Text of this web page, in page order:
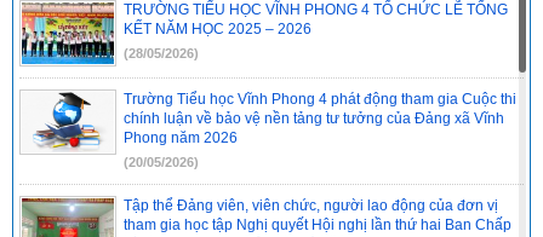
TRƯỜNG TIỂU HỌC VĨNH PHONG 4 TỔ CHỨC LỄ TỔNG
KẾT NĂM HỌC 2025 – 2026
(28/05/2026)
Trường Tiểu học Vĩnh Phong 4 phát động tham gia Cuộc thi
chính luận về bảo vệ nền tảng tư tưởng của Đảng xã Vĩnh
Phong năm 2026
(20/05/2026)
Tập thể Đảng viên, viên chức, người lao động của đơn vị
tham gia học tập Nghị quyết Hội nghị lần thứ hai Ban Chấp